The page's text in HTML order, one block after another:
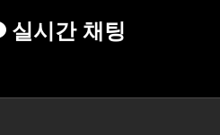
실시간 채팅